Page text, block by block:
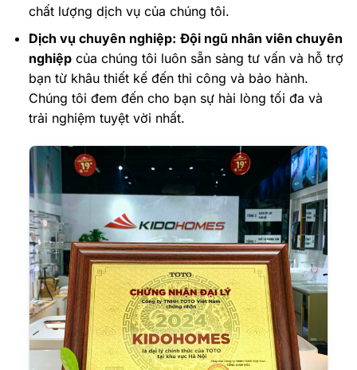
chất lượng dịch vụ của chúng tôi.
Dịch vụ chuyên nghiệp: Đội ngũ nhân viên chuyên
nghiệpcủa chúng tôi luôn sẵn sàng tư vấn và hỗ trợ
bạn từ khâu thiết kế đến thi công và bảo hành.
Chúng tôi đem đến cho bạn sự hài lòng tối đa và
trải nghiệm tuyệt vời nhất.